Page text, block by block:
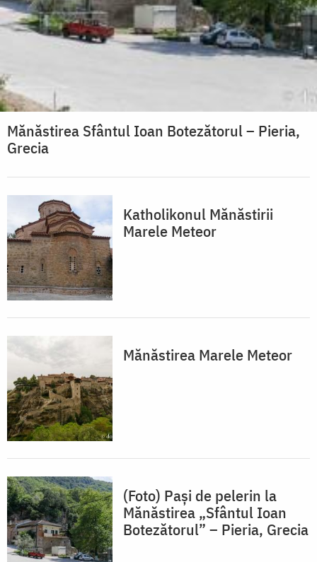
Mănăstirea Sfântul Ioan Botezătorul – Pieria,
Grecia
Katholikonul Mănăstirii
Marele Meteor
Mănăstirea Marele Meteor
(Foto) Pași de pelerin la
Mănăstirea „Sfântul Ioan
Botezătorul” – Pieria, Grecia